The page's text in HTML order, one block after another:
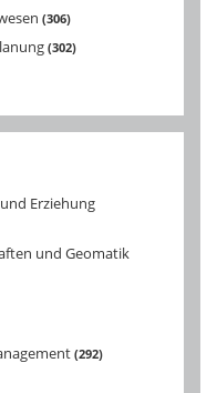
306
302
Erziehung
und Geomatik
292